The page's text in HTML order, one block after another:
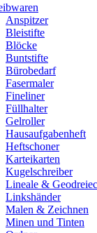
Anspitzer
Bleistifte
Blöcke
Buntstifte
Bürobedarf
Fasermaler
Fineliner
Füllhalter
Gelroller
Hausaufgabenheft
Heftschoner
Karteikarten
Kugelschreiber
Lineale &
Linkshänder
Malen & Zeichnen
Minen und Tinten